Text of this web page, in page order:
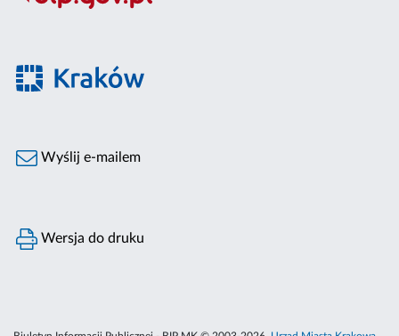
Wyślij e-mailem
Wersja do druku